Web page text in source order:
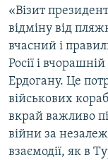
«Візит
відміну від
вчасний і
Росії і
Ердогану. Це
військових
вкрай важливо
війни за
взаємодії, як в